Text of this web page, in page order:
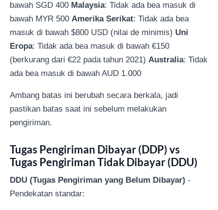
bawah SGD 400 Malaysia: Tidak ada bea masuk di
bawah MYR 500 Amerika Serikat: Tidak ada bea
masuk di bawah $800 USD (nilai de minimis) Uni
Eropa: Tidak ada bea masuk di bawah €150
(berkurang dari €22 pada tahun 2021) Australia: Tidak
ada bea masuk di bawah AUD 1.000
Ambang batas ini berubah secara berkala, jadi
pastikan batas saat ini sebelum melakukan
pengiriman.
Tugas Pengiriman Dibayar (DDP) vs
Tugas Pengiriman Tidak Dibayar (DDU)
DDU (Tugas Pengiriman yang Belum Dibayar) -
Pendekatan standar: